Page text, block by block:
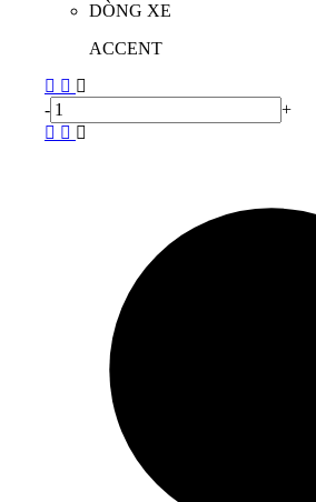
DÒNG XE
ACCENT
- +